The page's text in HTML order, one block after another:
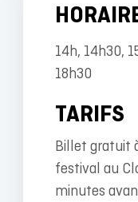
14h, 14h30,
18h30
TARIFS
Billet gratuit
festival au
minutes